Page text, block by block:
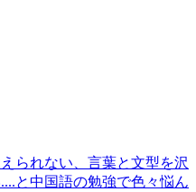
られない、言葉と文型を沢
と中国語の勉強で色々悩ん